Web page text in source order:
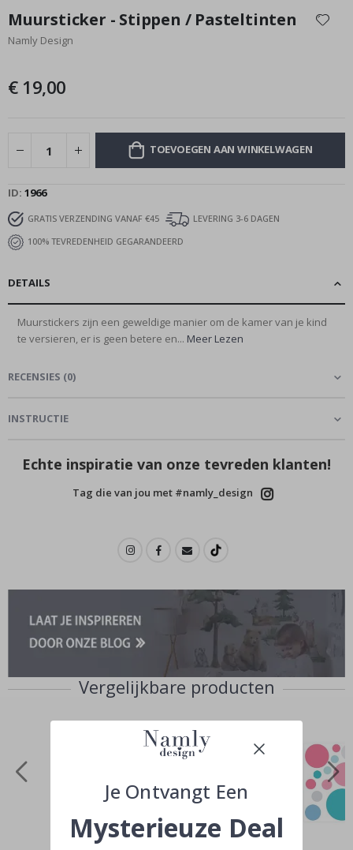
het
begin
afbeeldingen-
Muursticker - Stippen / Pasteltinten
Namly Design
€ 19,00
TOEVOEGEN AAN WINKELWAGEN
ID 1966
GRATIS VERZENDING VANAF €45
LEVERING 3-6 DAGEN
100% TEVREDENHEID GEGARANDEERD
DETAILS
Muurstickers zijn een geweldige manier om de kamer van je kind
te versieren, er is geen betere en... Meer Lezen
RECENSIES (0)
INSTRUCTIE
Echte inspiratie van onze tevreden klanten!
Tag die van jou met #namly_design
Vergelijkbare producten
Je Ontvangt Een
Mysterieuze Deal